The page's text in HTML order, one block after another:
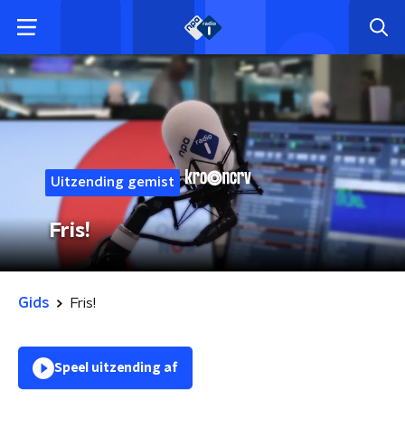
Uitzending gemist
Fris!
Gids Fris!
Speel uitzending af